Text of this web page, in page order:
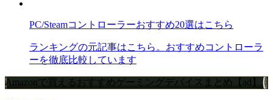
PC/Steamコントローラーおすすめ20選はこちら
ランキングの元記事はこちら。おすすめコントローラ
ーを徹底比較しています
Amazonで買えるおすすめゲーミングデバイスまとめ【ad】